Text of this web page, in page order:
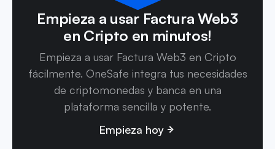
Empieza a usar Factura Web3
en Cripto en minutos!
Empieza a usar Factura Web3 en Cripto
fácilmente. OneSafe integra tus necesidades
de criptomonedas y banca en una
plataforma sencilla y potente.
Empieza hoy